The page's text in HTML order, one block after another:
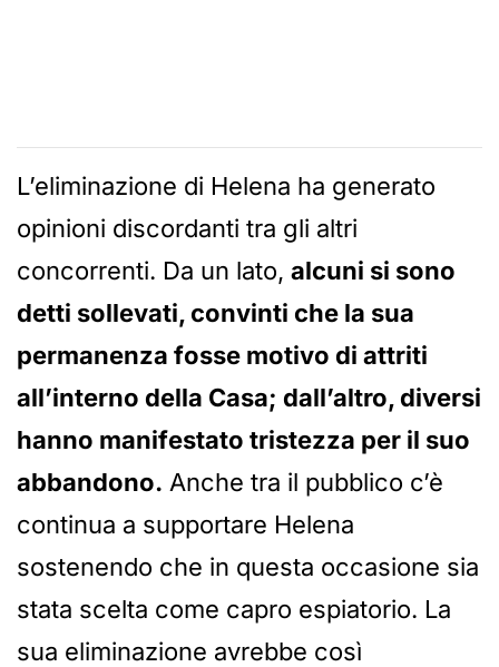
L’eliminazione di Helena ha generato
opinioni discordanti tra gli altri
concorrenti. Da un lato, alcuni si sono
detti sollevati, convinti che la sua
permanenza fosse motivo di attriti
all’interno della Casa; dall’altro, diversi
hanno manifestato tristezza per il suo
abbandono. Anche tra il pubblico c’è
continua a supportare Helena
sostenendo che in questa occasione sia
stata scelta come capro espiatorio. La
sua eliminazione avrebbe così